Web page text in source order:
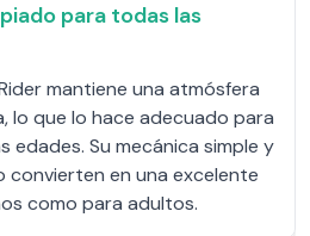
para todas las
mantiene una atmósfera
lo que lo hace adecuado para
edades. Su mecánica simple y
convierten en una excelente
como para adultos.